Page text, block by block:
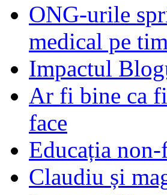
ONG-urile
medical pe
Impactul
Ar fi bine ca
face
Educația
Claudiu și